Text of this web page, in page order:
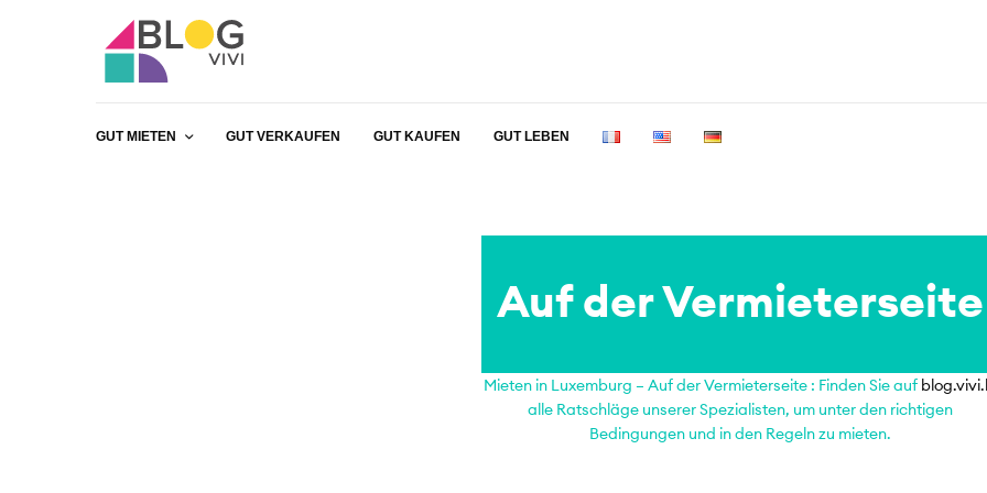
GUT MIETEN GUT VERKAUFEN GUT KAUFEN GUT LEBEN
Auf der Vermieterseite
Mieten in Luxemburg – Auf der Vermieterseite : Finden Sie auf
alle Ratschläge unserer Spezialisten, um unter den richtigen
Bedingungen und in den Regeln zu mieten.